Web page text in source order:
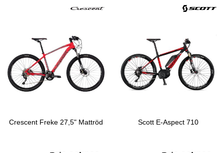
Crescent Freke 27,5" Mattröd Scott E-Aspect 710